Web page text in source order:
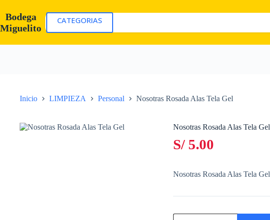
contenido
Bodega
Miguelito
CATEGORIAS
Inicio LIMPIEZA Personal Nosotras Rosada Alas Tela Gel
Nosotras Rosada Alas Tela Gel
S/5.00
Nosotras Rosada Alas Tela Gel
Nosotras